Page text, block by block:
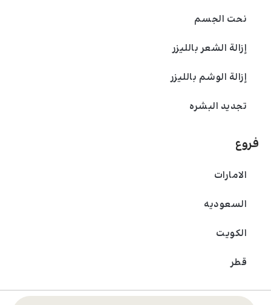
فروع
الامارات
السعودیه
الکویت
قطر
نحت الجسم
إزالة الشعر بالليزر
إزالة الوشم بالليزر
تجديد البشره